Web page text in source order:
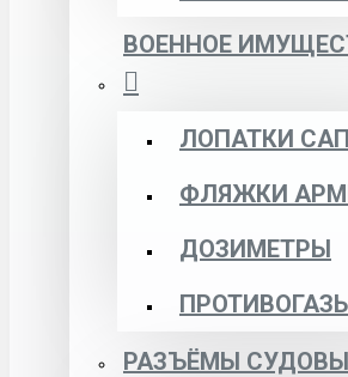
ВОЕННОЕ
ЛОПАТКИ
ФЛЯЖКИ
ДОЗИМЕТРЫ
РАЗЪЁМЫ